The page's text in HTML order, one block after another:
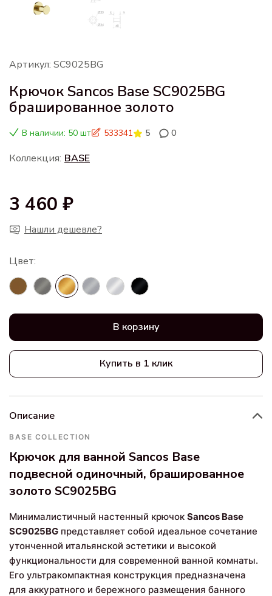
Артикул: SC9025BG
Крючок Sancos Base SC9025BG
брашированное золото
В наличии: 50 шт 533341 5 0
Коллекция: BASE
3 460 ₽
Нашли дешевле?
В корзину
Купить в 1 клик
Описание
BASE COLLECTION
Крючок для ванной Sancos Base
подвесной одиночный, брашированное
золото SC9025BG
Минималистичный настенный крючок Sancos Base
SC9025BG представляет собой идеальное сочетание
утонченной итальянской эстетики и высокой
функциональности для современной ванной комнаты.
Его ультракомпактная конструкция предназначена
для аккуратного и бережного размещения банного